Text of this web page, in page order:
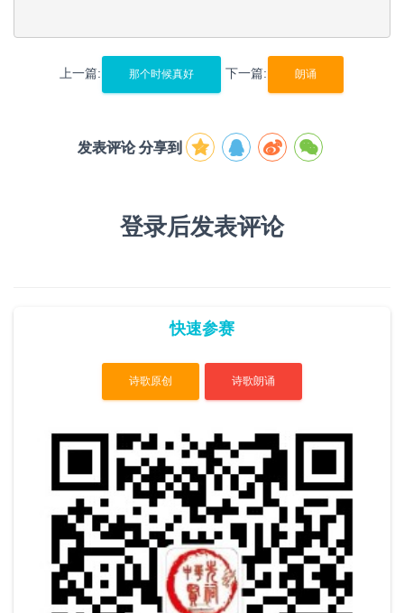
上一篇: 那个时候真好 下一篇: 朗诵
发表评论 分享到
登录后发表评论
快速参赛
诗歌原创 诗歌朗诵